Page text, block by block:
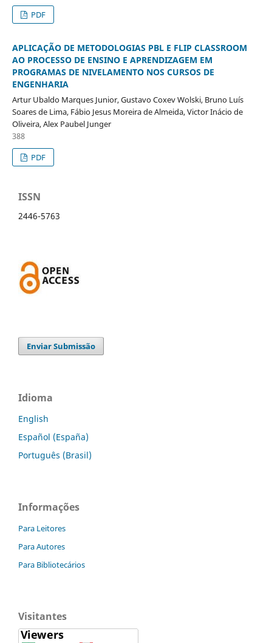
PDF
APLICAÇÃO DE METODOLOGIAS PBL E FLIP CLASSROOM
AO PROCESSO DE ENSINO E APRENDIZAGEM EM
PROGRAMAS DE NIVELAMENTO NOS CURSOS DE
ENGENHARIA
Artur Ubaldo Marques Junior, Gustavo Coxev Wolski, Bruno Luís
Soares de Lima, Fábio Jesus Moreira de Almeida, Victor Inácio de
Oliveira, Alex Paubel Junger
388
PDF
ISSN
2446-5763
Enviar Submissão
Idioma
English
Español (España)
Português (Brasil)
Informações
Para Leitores
Para Autores
Para Bibliotecários
Visitantes